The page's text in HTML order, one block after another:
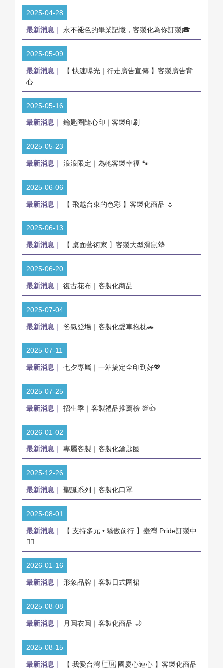
2025-04-28
最新消息｜ 永不褪色的畢業記憶，客製化為你訂製🎓
2025-05-09
最新消息｜
【 快速曝光｜行走廣告宣傳 】客製廣告背
心
2025-05-16
最新消息｜ 鑰匙圈隨心印｜客製印刷
2025-05-23
最新消息｜ 浪浪限定｜為牠客製幸福 🐾
2025-06-06
最新消息｜ 【 飛越台東的色彩 】客製化商品 🌷
2025-06-13
最新消息｜ 【 桌面藝術家 】客製大型滑鼠墊
2025-06-20
最新消息｜ 復古花布｜客製化商品
2025-07-04
最新消息｜ 爸氣登場｜客製化愛車抱枕🚗
2025-07-11
最新消息｜ 七夕專屬｜一站搞定全印到好💖
2025-07-25
最新消息｜ 招生季｜客製禮品推薦榜 💯👍
2026-01-02
最新消息｜ 專屬客製｜客製化鑰匙圈
2025-12-26
最新消息｜ 聖誕系列｜客製化口罩
2025-08-01
最新消息｜
【 支持多元 • 驕傲前行 】臺灣 Pride訂製中
🏳️‍🌈
2026-01-16
最新消息｜ 形象品牌｜客製日式圍裙
2025-08-08
最新消息｜ 月圓衣圓｜客製化商品 🌙
2025-08-15
最新消息｜ 【 我愛台灣 🇹🇼 國慶心連心 】客製化商品